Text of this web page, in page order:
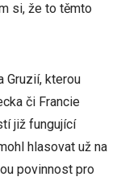
si, že to těmto
Gruzií, kterou
či Francie
již fungující
hlasovat už na
povinnost pro